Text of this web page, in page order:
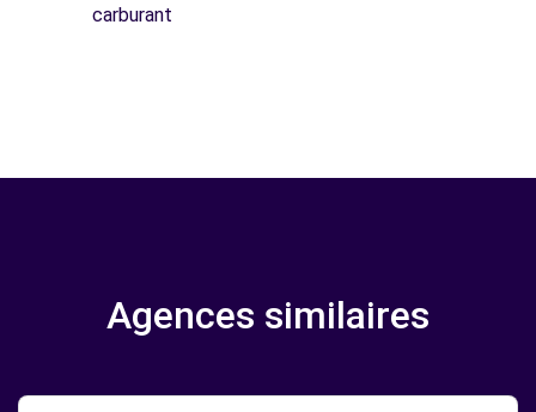
carburant
Agences similaires